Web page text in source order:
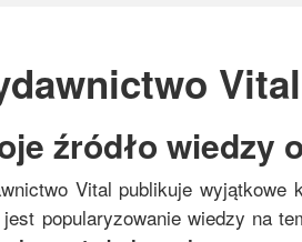
Vital
źródło wiedzy
Vital publikuje
popularyzowanie wiedzy na